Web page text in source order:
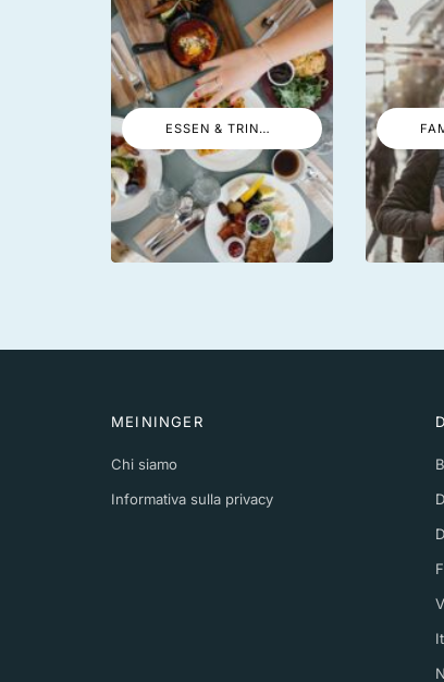
ESSEN & TRINKEN
MEININGER
Chi siamo
Informativa sulla privacy